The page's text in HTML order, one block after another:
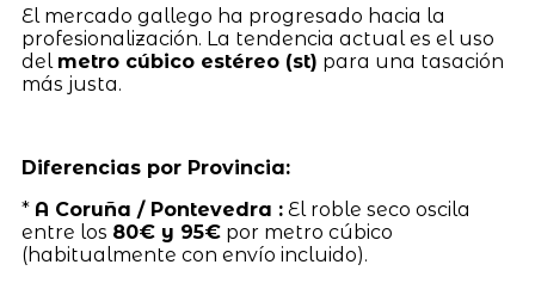
El mercado gallego ha progresado hacia la
profesionalización. La tendencia actual es el uso
del metro cúbico estéreo (st) para una tasación
más justa.
Diferencias por Provincia:
* A Coruña / Pontevedra :El roble seco oscila
entre los 80€ y 95€por metro cúbico
(habitualmente con envío incluido).